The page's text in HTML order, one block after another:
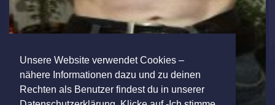
Unsere Website verwendet Cookies –
nähere Informationen dazu und zu deinen
Rechten als Benutzer findest du in unserer